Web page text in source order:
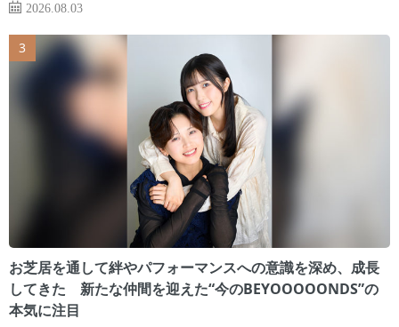
2026.08.03
お芝居を通して絆やパフォーマンスへの意識を深め、成長
してきた 新たな仲間を迎えた“今のBEYOOOOONDS”の
本気に注目